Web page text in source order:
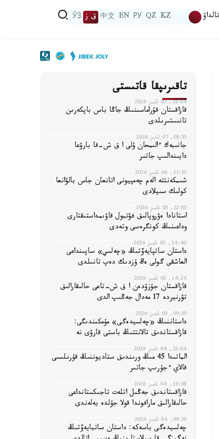
تالداۋ KZ
QZ
РУ
EN
中文 ق ز ЎЗ
تاقىرىپقا قاتىستى
18:04, 07 تامىز 2026
قازاقستان قۇراماسىنىڭ جاڭا باس باپكەرىن
تانىستىرىلدى
08:55, 07 تامىز 2026
جانىبەك ءالىمحان ۇلى ا ق ش-قا بارۋعا
دايىندالىپ جاتىر
11:55, 06 تامىز 2026
شىمكەنتتە الەم چەمپيونى اتانعان جاس بالۋانعا
كولىك سىيلادى
22:05, 05 تامىز 2026
استانادا ەۋروپالىق فۋتبول قاۋىمداستىقتارى
وداعىنىڭ كونگرەسى وتەدى
14:40, 05 تامىز 2026
داستان ساتپايەۆتىڭ «چەلسي» ساپىنداعى
العاشقى گولى ەڭ ۇزدىك دەپ تانىلدى
14:24, 05 تامىز 2026
قازاقستان جۇزۋدەن ا ق ش-تاعى حالىقارالىق
تۋرنيردە 17 مەدال جەڭىپ الدى
09:55, 05 تامىز 2026
داستاننىڭ «چەلسيدەگى» مۇمكىندىگى:
قازاقستاندىق تالانتتىڭ باستى قارۋى نە
22:04, 04 تامىز 2026
الماتىدا 45 مىڭ ورىندىق ستاديوننىڭ قۇرىلىسى
قالاي ءجۇرىپ جاتىر
10:08, 04 تامىز 2026
قازاقستاندىق جەڭىل اتلەت تاجىكستانداعى
حالىقارالىق مارافوندا قولا جۇلدە يەلەندى
09:55, 04 تامىز 2026
چەلسيدەگى باسەكە: داستان ساتبايەۆتىڭ